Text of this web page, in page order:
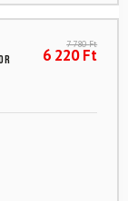
7 780Ft
6 220Ft